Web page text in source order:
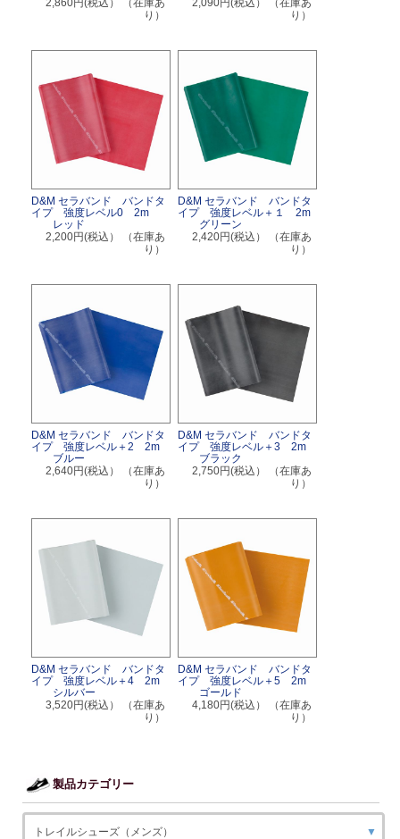
り）
り）
D&M セラバンド バンドタ
イプ 強度レベル0 2m
レッド
2,200円(税込）
（在庫あ
り）
D&M セラバンド バンドタ
イプ 強度レベル＋１ 2m
グリーン
2,420円(税込）
（在庫あ
り）
D&M セラバンド バンドタ
イプ 強度レベル＋2 2m
ブルー
2,640円(税込）
（在庫あ
り）
D&M セラバンド バンドタ
イプ 強度レベル＋3 2m
ブラック
2,750円(税込）
（在庫あ
り）
D&M セラバンド バンドタ
イプ 強度レベル＋4 2m
シルバー
3,520円(税込）
（在庫あ
り）
D&M セラバンド バンドタ
イプ 強度レベル＋5 2m
ゴールド
4,180円(税込）
（在庫あ
り）
製品カテゴリー
トレイルシューズ（メンズ） ▼